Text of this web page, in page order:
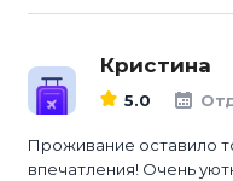
Кристина
5.0
Проживание оставило
впечатления! Очень